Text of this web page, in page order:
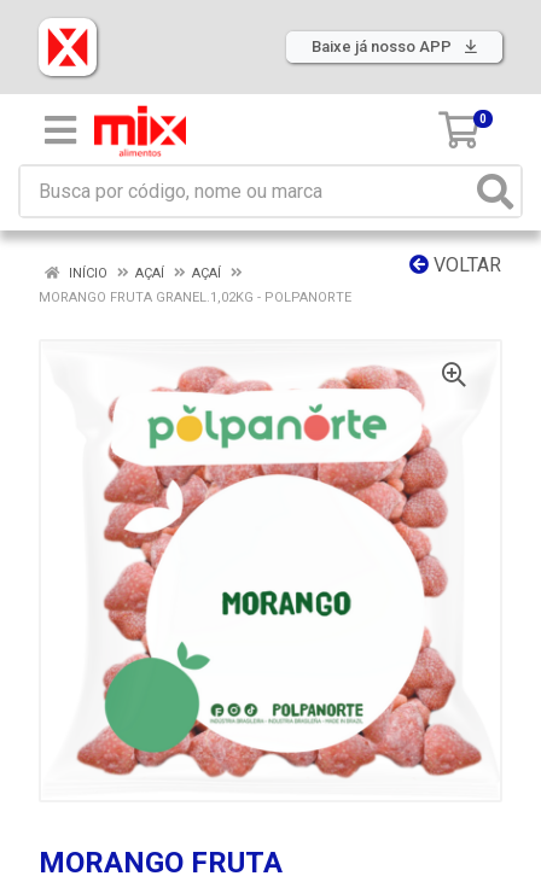
Baixe já nosso APP
0
VOLTAR
INÍCIO AÇAÍ
AÇAÍ
MORANGO FRUTA GRANEL.1,02KG - POLPANORTE
MORANGO FRUTA